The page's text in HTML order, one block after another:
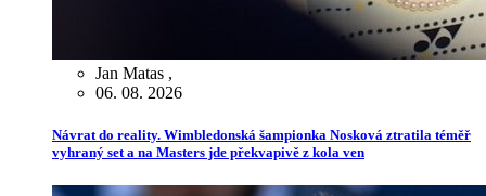
Jan Matas ,
06. 08. 2026
Návrat do reality. Wimbledonská šampionka Nosková ztratila téměř
vyhraný set a na Masters jde překvapivě z kola ven